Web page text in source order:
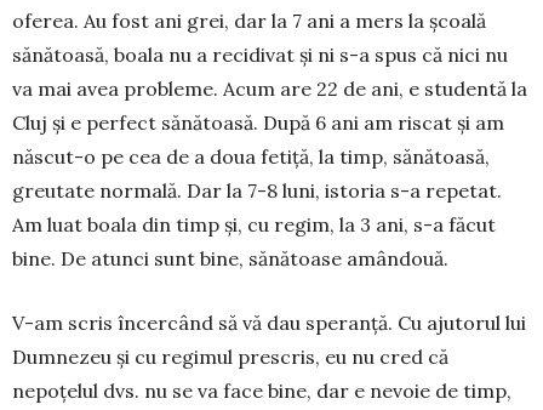
oferea. Au fost ani grei, dar la 7 ani a mers la școală
sănătoasă, boala nu a recidivat și ni s-a spus că nici nu
va mai avea probleme. Acum are 22 de ani, e studentă la
Cluj și e perfect sănătoasă. După 6 ani am riscat și am
născut-o pe cea de a doua fetiță, la timp, sănătoasă,
greutate normală. Dar la 7-8 luni, istoria s-a repetat.
Am luat boala din timp și, cu regim, la 3 ani, s-a făcut
bine. De atunci sunt bine, sănătoase amândouă.
V-am scris încercând să vă dau speranță. Cu ajutorul lui
Dumnezeu și cu regimul prescris, eu nu cred că
nepoțelul dvs. nu se va face bine, dar e nevoie de timp,